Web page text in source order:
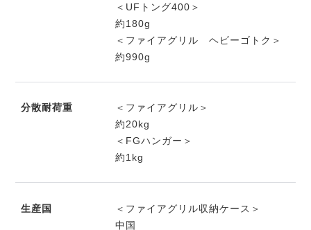
＜UFトング400＞
約180g
＜ファイアグリル ヘビーゴトク＞
約990g
分散耐荷重
＜ファイアグリル＞
約20kg
＜FGハンガー＞
約1kg
生産国
＜ファイアグリル収納ケース＞
中国